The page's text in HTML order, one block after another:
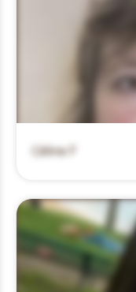
Céline F